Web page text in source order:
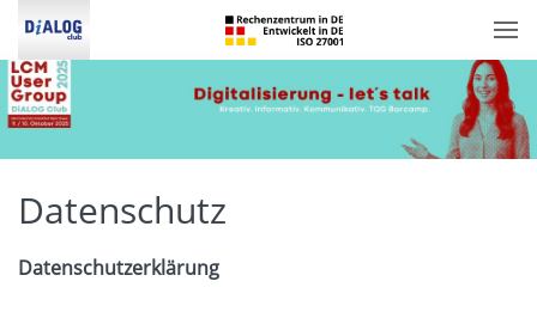
Datenschutz
Datenschutzerklärung